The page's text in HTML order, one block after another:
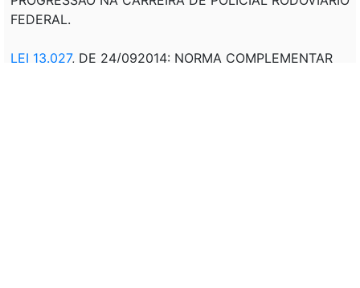
FEDERAL.
LEI 13.027, DE 24/092014: NORMA COMPLEMENTAR